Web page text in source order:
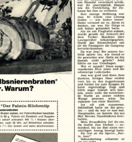
Peter Kölln KGaA 1966